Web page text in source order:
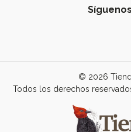
© 2026
Todos los derechos